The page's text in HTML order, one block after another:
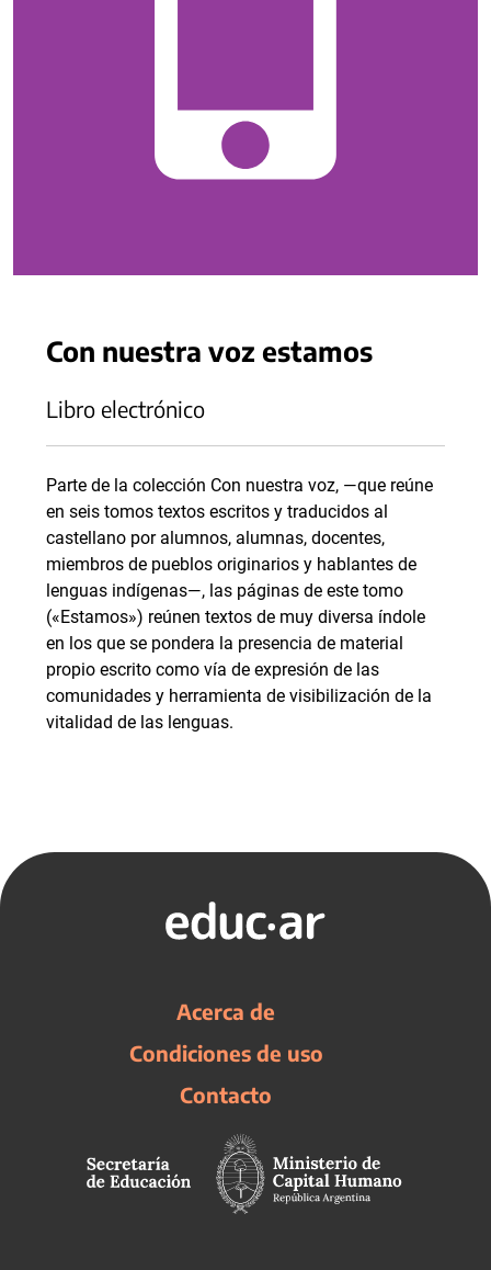
Con nuestra voz estamos
Libro electrónico
Parte de la colección Con nuestra voz, —que reúne
en seis tomos textos escritos y traducidos al
castellano por alumnos, alumnas, docentes,
miembros de pueblos originarios y hablantes de
lenguas indígenas—, las páginas de este tomo
(«Estamos») reúnen textos de muy diversa índole
en los que se pondera la presencia de material
propio escrito como vía de expresión de las
comunidades y herramienta de visibilización de la
vitalidad de las lenguas.
Acerca de
Condiciones de uso
Contacto